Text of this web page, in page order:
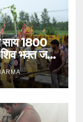
1800
भक्त जल
कर चुके